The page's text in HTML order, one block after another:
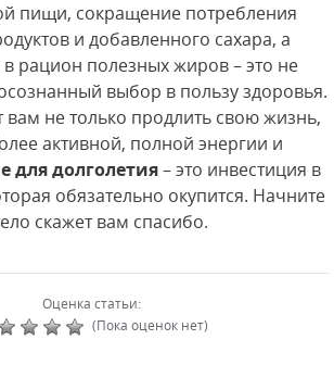
пищи, сокращение потребления
и добавленного сахара, а
рацион полезных жиров – это не
выбор в пользу здоровья.
вам не только продлить свою жизнь,
активной, полной энергии и
для долголетия– это инвестиция в
обязательно окупится. Начните
скажет вам спасибо.
Оценка статьи:
(Пока оценок нет)